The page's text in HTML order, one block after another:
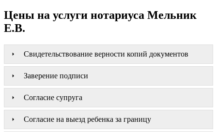
Цены на услуги нотариуса Мельник
Е.В.
Свидетельствование верности копий документов
Заверение подписи
Согласие супруга
Согласие на выезд ребенка за границу